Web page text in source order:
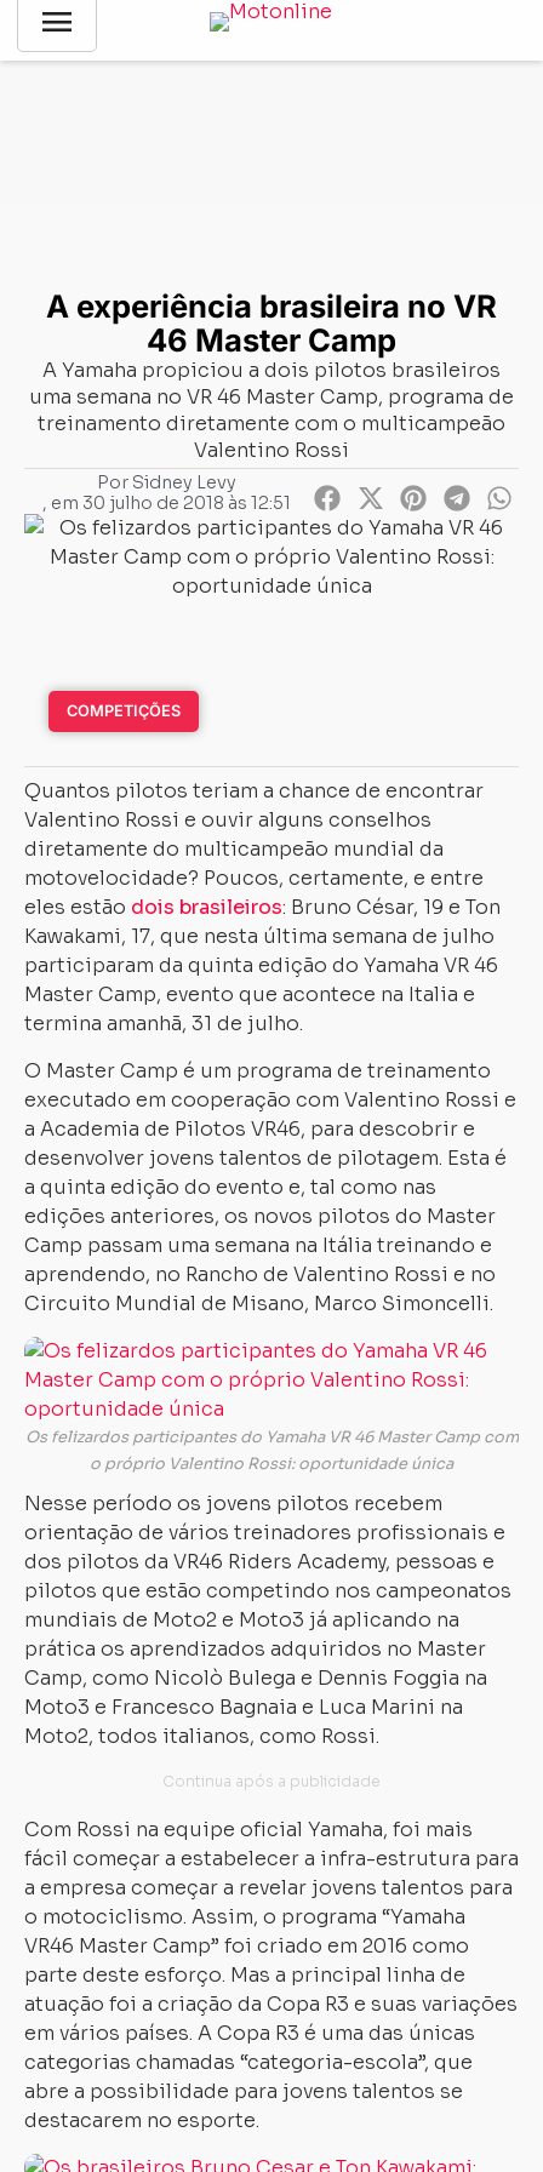
menu
Notícias Competições-A experiência brasileira no VR 46
A experiência brasileira no VR
46 Master Camp
A Yamaha propiciou a dois pilotos brasileiros
uma semana no VR 46 Master Camp, programa de
treinamento diretamente com o multicampeão
Valentino Rossi
PorSidney Levy
, em 30 julho de 2018 às 12:51
COMPETIÇÕES
Quantos pilotos teriam a chance de encontrar
Valentino Rossi e ouvir alguns conselhos
diretamente do multicampeão mundial da
motovelocidade? Poucos, certamente, e entre
eles estão dois brasileiros: Bruno César, 19 e Ton
Kawakami, 17, que nesta última semana de julho
participaram da quinta edição do Yamaha VR 46
Master Camp, evento que acontece na Italia e
termina amanhã, 31 de julho.
O Master Camp é um programa de treinamento
executado em cooperação com Valentino Rossi e
a Academia de Pilotos VR46, para descobrir e
desenvolver jovens talentos de pilotagem. Esta é
a quinta edição do evento e, tal como nas
edições anteriores, os novos pilotos do Master
Camp passam uma semana na Itália treinando e
aprendendo, no Rancho de Valentino Rossi e no
Circuito Mundial de Misano, Marco Simoncelli.
Os felizardos participantes do Yamaha VR 46 Master Camp com
o próprio Valentino Rossi: oportunidade única
Nesse período os jovens pilotos recebem
orientação de vários treinadores profissionais e
dos pilotos da VR46 Riders Academy, pessoas e
pilotos que estão competindo nos campeonatos
mundiais de Moto2 e Moto3 já aplicando na
prática os aprendizados adquiridos no Master
Camp, como Nicolò Bulega e Dennis Foggia na
Moto3 e Francesco Bagnaia e Luca Marini na
Moto2, todos italianos, como Rossi.
Com Rossi na equipe oficial Yamaha, foi mais
fácil começar a estabelecer a infra-estrutura para
a empresa começar a revelar jovens talentos para
o motociclismo. Assim, o programa “Yamaha
VR46 Master Camp” foi criado em 2016 como
parte deste esforço. Mas a principal linha de
atuação foi a criação da Copa R3 e suas variações
em vários países. A Copa R3 é uma das únicas
categorias chamadas “categoria-escola”, que
abre a possibilidade para jovens talentos se
destacarem no esporte.